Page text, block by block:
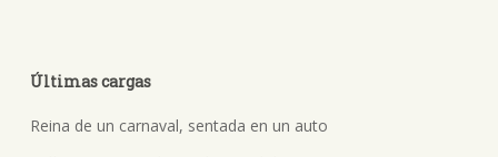
Últimas cargas
Reina de un carnaval, sentada en un auto